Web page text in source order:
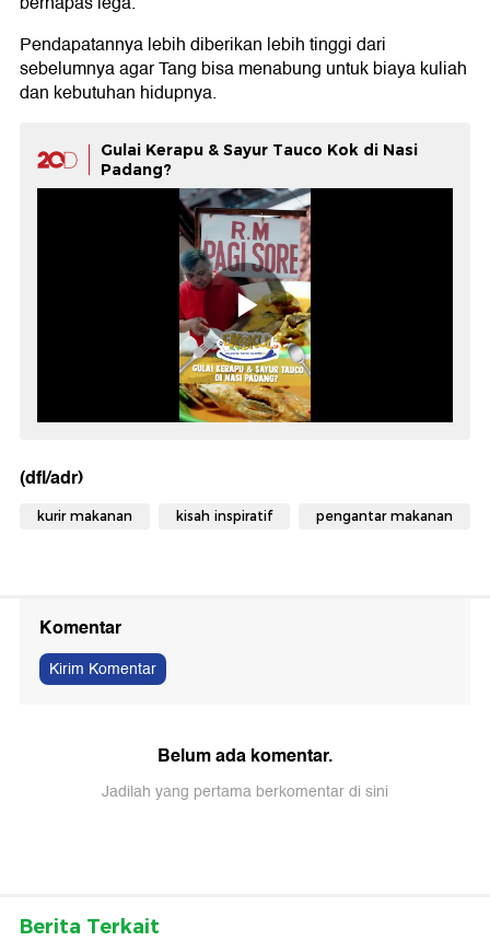
Pendapatannya lebih diberikan lebih tinggi dari
sebelumnya agar Tang bisa menabung untuk biaya kuliah
dan kebutuhan hidupnya.
Gulai Kerapu & Sayur Tauco Kok di Nasi
Padang?
(dfl/adr)
kurir makanan kisah inspiratif pengantar makanan
Komentar
Kirim Komentar
Belum ada komentar.
Jadilah yang pertama berkomentar di sini
Berita Terkait